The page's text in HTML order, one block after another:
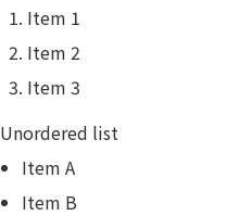
Item 1
Item 2
Item 3
Unordered list
Item A
Item B